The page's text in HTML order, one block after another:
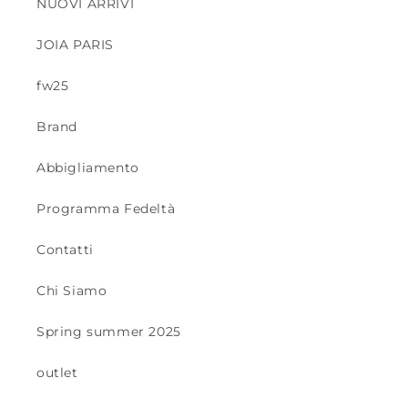
NUOVI ARRIVI
JOIA PARIS
fw25
Brand
Abbigliamento
Programma Fedeltà
Contatti
Chi Siamo
Spring summer 2025
outlet